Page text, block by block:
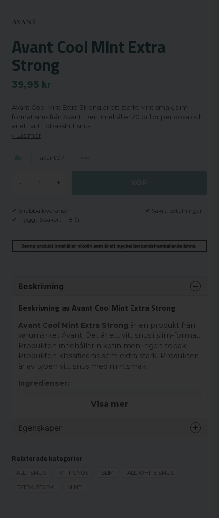
Avant Cool Mint Extra
Strong
39,95 kr
Avant Cool Mint Extra Strong är ett starkt Mint-smak, slim-
format snus från Avant. Den innehåller 20 prillor per dosa och
är ett vitt, tobaksfritt snus.
Läs mer
avant07
- +
✔ Snabba leveranser
✔ Säkra betalningar
✔ Tryggt & säkert - 18 år
Beskrivning
Beskrivning av Avant Cool Mint Extra Strong
Avant Cool Mint Extra Strong är en produkt från
varumärket Avant. Det är ett vitt snus i slim-format.
Produkten innehåller nikotin men ingen tobak.
Produkten klassificeras som extra stark. Produkten
är av typen vitt snus med mintsmak.
Ingredienser:
Vatten, Fyllnadsmedel (E460), Förtjockningsmedel
(E401), Sötningsmedel (E950), Stabiliseringsmedel
(E415), Surhetsreglerande medel (E501), Växtfibrer,
Salt, Nikotin, Arom.
Visa mer
Egenskaper
Smak
Format
Slim
Styrka
Relaterade kategorier
ALLT SNUS VITT SNUS SLIM ALL WHITE SNUS
EXTRA STARK MINT